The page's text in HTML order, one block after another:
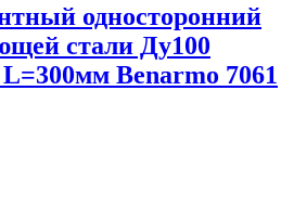
односторонний
стали Ду100
Benarmo 7061